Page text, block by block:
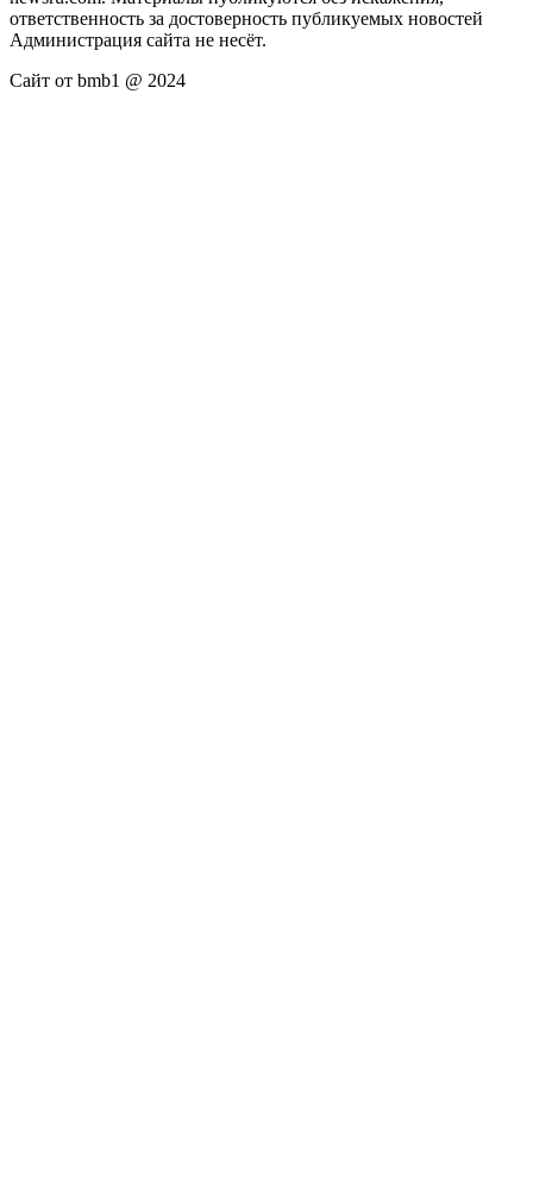
ответственность за достоверность публикуемых новостей
Администрация сайта не несёт.
Сайт от bmb1 @ 2024